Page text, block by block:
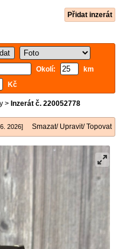
Přidat inzerát
Okolí:
km
Kč
> Inzerát č. 220052778
2026] Smazat/ Upravit/ Topovat